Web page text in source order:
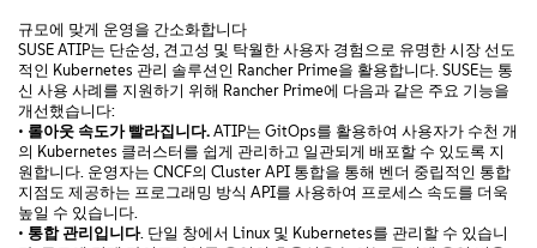
규모에 맞게 운영을 간소화합니다
SUSE ATIP는 단순성, 견고성 및 탁월한 사용자 경험으로 유명한 시장 선도
적인 Kubernetes 관리 솔루션인 Rancher Prime을 활용합니다. SUSE는 통
신 사용 사례를 지원하기 위해 Rancher Prime에 다음과 같은 주요 기능을
개선했습니다:
• 롤아웃 속도가 빨라집니다. ATIP는 GitOps를 활용하여 사용자가 수천 개
의 Kubernetes 클러스터를 쉽게 관리하고 일관되게 배포할 수 있도록 지
원합니다. 운영자는 CNCF의 Cluster API 통합을 통해 벤더 중립적인 통합
지점도 제공하는 프로그래밍 방식 API를 사용하여 프로세스 속도를 더욱
높일 수 있습니다.
• 통합 관리입니다. 단일 창에서 Linux 및 Kubernetes를 관리할 수 있습니